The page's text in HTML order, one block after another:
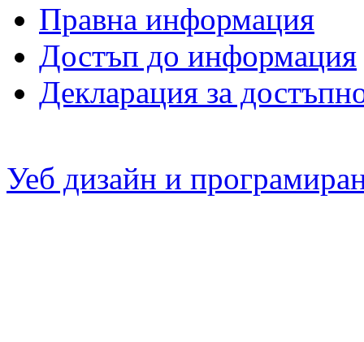
Правна информация
Достъп до информация
Декларация за
Уеб дизайн и